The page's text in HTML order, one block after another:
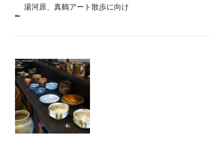
湯河原、真鶴アート散歩に向け